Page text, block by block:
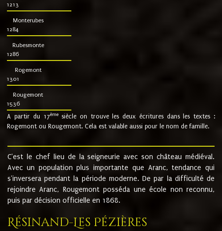
1213
Monterubes
1284
Rubesmonte
1286
Rogemont
1301
Rougemont
1536
A partir du 17ème siècle on trouve les deux écritures dans les textes :
Rogemont ou Rougemont. Cela est valable aussi pour le nom de famille.
C'est le chef lieu de la seigneurie avec son château médiéval.
Avec un population plus importante que Aranc, tendance qui
s'inversera pendant la période moderne. De par la difficulté de
rejoindre Aranc, Rougemont posséda une école non reconnu,
puis par décision officielle en 1868.
Résinand-Les Pézières